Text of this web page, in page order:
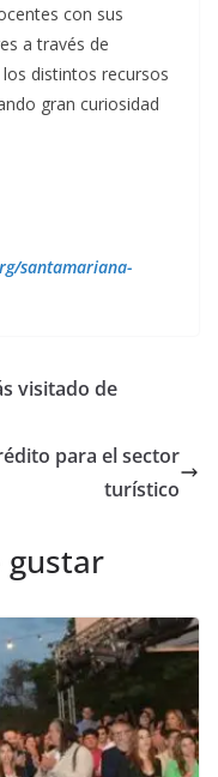
con sus
a través de
distintos recursos
gran curiosidad
santamariana-
visitado de
para el sector
turístico
gustar